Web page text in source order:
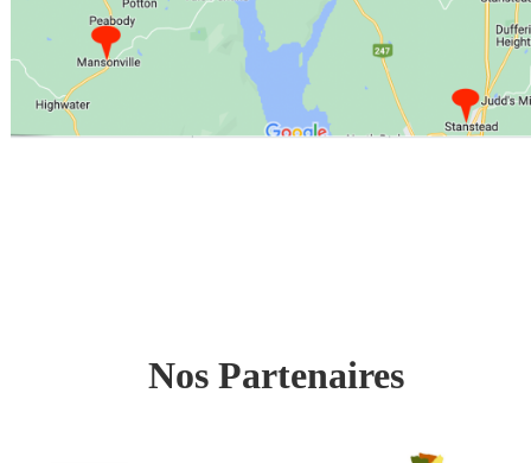
Nos Partenaires